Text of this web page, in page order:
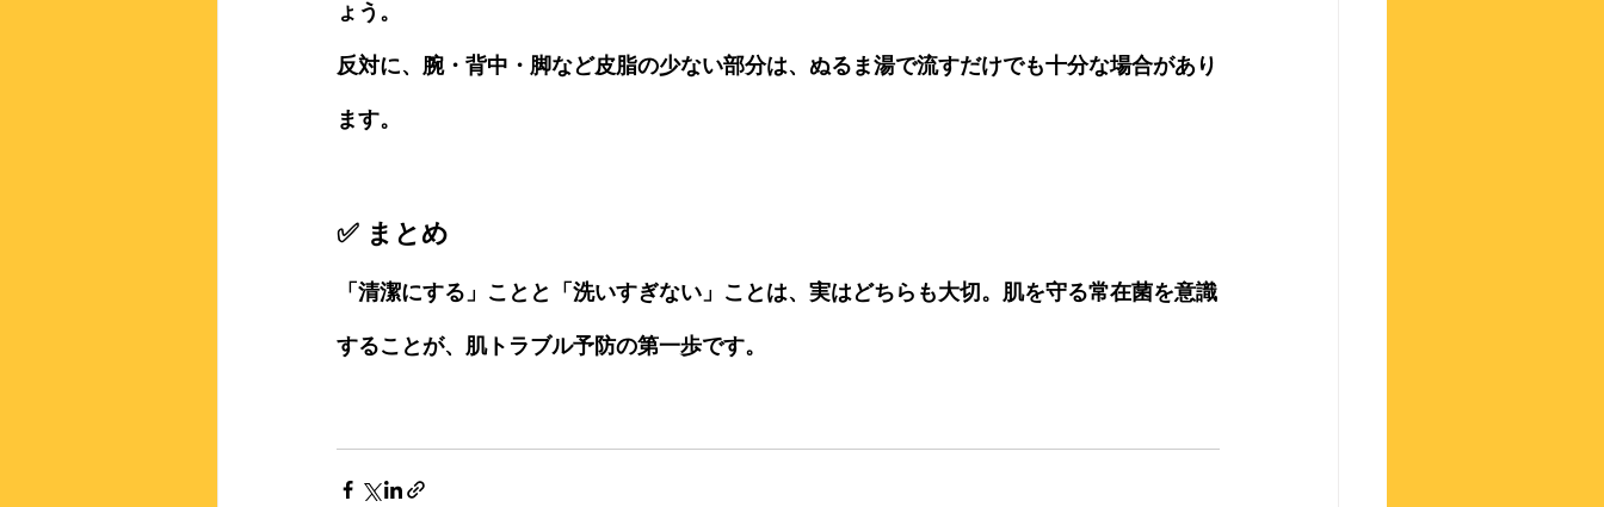
ょう。
反対に、 腕・背中・脚など皮脂の少ない部分は、ぬるま湯で流すだけでも十分な場合があり
ます。
✅ まとめ
「清潔にする」ことと「洗いすぎない」ことは、実はどちらも大切。 肌を守る常在菌を意識
することが、肌トラブル予防の第一歩です。